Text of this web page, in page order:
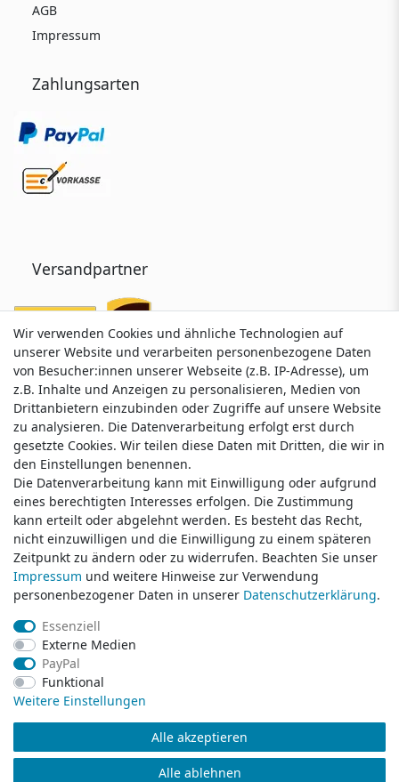
AGB
Impressum
Zahlungsarten
Versandpartner
Service & Kontakt
Wünschen Sie einen Rückruf?
service@klamato.de
Schreiben Sie uns:
service@klamato.de
Durchschnittliche Bewertung von
Bewertungsgrundlage des Anbieters: 5 Verkaufs- und 3 Bewertungsplattformen
© Copyright 2026 klamato.de | Alle Rechte vorbehalten.
Wir verwenden Cookies und ähnliche Technologien auf
unserer Website und verarbeiten personenbezogene Daten
von Besucher:innen unserer Webseite (z.B. IP-Adresse), um
z.B. Inhalte und Anzeigen zu personalisieren, Medien von
Drittanbietern einzubinden oder Zugriffe auf unsere Website
zu analysieren. Die Datenverarbeitung erfolgt erst durch
gesetzte Cookies. Wir teilen diese Daten mit Dritten, die wir in
den Einstellungen benennen.
Die Datenverarbeitung kann mit Einwilligung oder aufgrund
eines berechtigten Interesses erfolgen. Die Zustimmung
kann erteilt oder abgelehnt werden. Es besteht das Recht,
nicht einzuwilligen und die Einwilligung zu einem späteren
Zeitpunkt zu ändern oder zu widerrufen. Beachten Sie unser
Impressum und weitere Hinweise zur Verwendung
personenbezogener Daten in unserer Daten­schutz­erklärung.
Essenziell
Externe Medien
PayPal
Funktional
Weitere Einstellungen
Alle akzeptieren
Alle ablehnen
Wir verwenden Cookies und ähnliche Technologien auf
unserer Website und verarbeiten personenbezogene Daten
von Besucher:innen unserer Webseite (z.B. IP-Adresse), um
z.B. Inhalte und Anzeigen zu personalisieren, Medien von
Drittanbietern einzubinden oder Zugriffe auf unsere Website
zu analysieren. Die Datenverarbeitung erfolgt erst durch
gesetzte Cookies. Wir teilen diese Daten mit Dritten, die wir in
den Einstellungen benennen.
Die Datenverarbeitung kann mit Einwilligung oder aufgrund
eines berechtigten Interesses erfolgen. Die Zustimmung
kann erteilt oder abgelehnt werden. Es besteht das Recht,
nicht einzuwilligen und die Einwilligung zu einem späteren
Zeitpunkt zu ändern oder zu widerrufen. Beachten Sie unser
Impressum und weitere Hinweise zur Verwendung
personenbezogener Daten in unserer Daten­schutz­erklärung.
Essenziell
Externe Medien
PayPal
Funktional
Weitere Einstellungen
Alle akzeptieren
Alle ablehnen